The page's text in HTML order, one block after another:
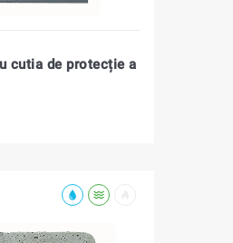
cutia de protecție a